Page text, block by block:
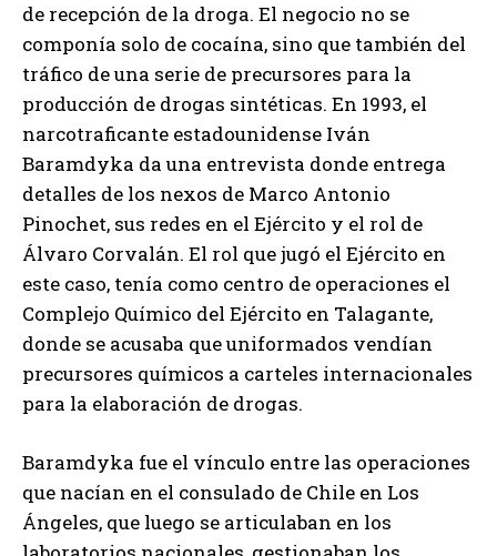
de recepción de la droga. El negocio no se
componía solo de cocaína, sino que también del
tráfico de una serie de precursores para la
producción de drogas sintéticas. En 1993, el
narcotraficante estadounidense Iván
Baramdyka da una entrevista donde entrega
detalles de los nexos de Marco Antonio
Pinochet, sus redes en el Ejército y el rol de
Álvaro Corvalán. El rol que jugó el Ejército en
este caso, tenía como centro de operaciones el
Complejo Químico del Ejército en Talagante,
donde se acusaba que uniformados vendían
precursores químicos a carteles internacionales
para la elaboración de drogas.
Baramdyka fue el vínculo entre las operaciones
que nacían en el consulado de Chile en Los
Ángeles, que luego se articulaban en los